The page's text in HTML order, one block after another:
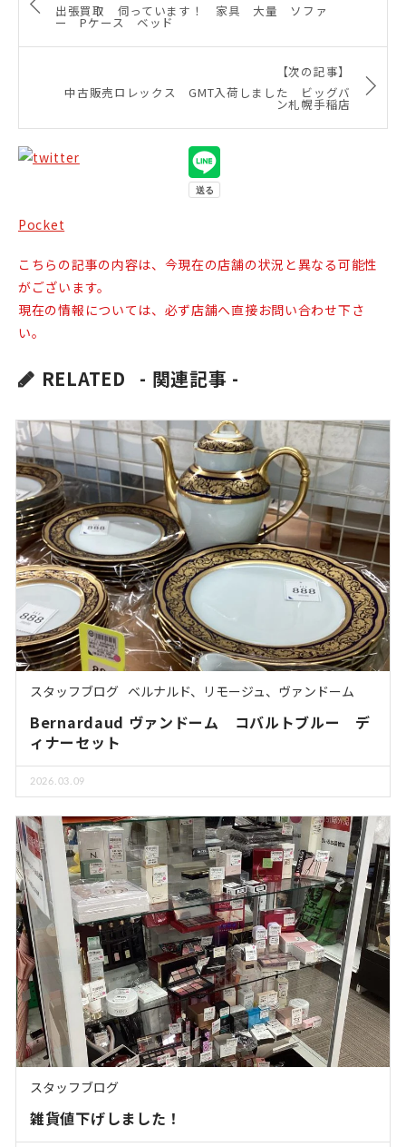
出張買取 伺っています！ 家具 大量 ソファ
ー Pケース ベッド
【次の記事】
中古販売ロレックス GMT入荷しました ビッグバ
ン札幌手稲店
Pocket
こちらの記事の内容は、今現在の店舗の状況と異なる可能性
がございます。
現在の情報については、必ず店舗へ直接お問い合わせ下さ
い。
RELATED - 関連記事 -
スタッフブログ ベルナルド、リモージュ、ヴァンドーム
Bernardaud ヴァンドーム コバルトブルー デ
ィナーセット
2026.03.09
スタッフブログ
雑貨値下げしました！